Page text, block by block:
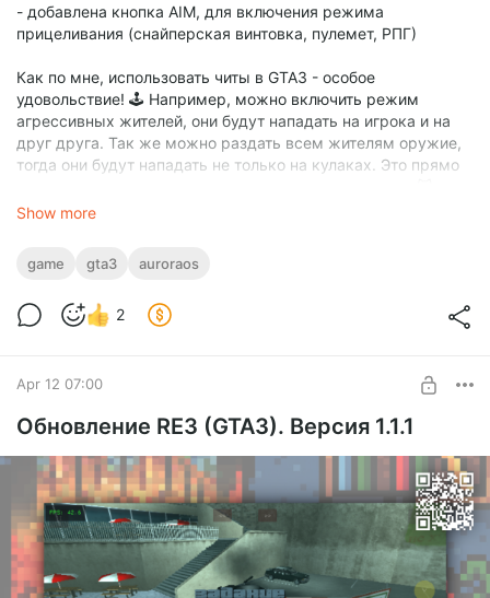
- добавлена кнопка AIM, для включения режима
прицеливания (снайперская винтовка, пулемет, РПГ)
Как по мне, использовать читы в GTA3 - особое
удовольствие! 🕹 Например, можно включить режим
агрессивных жителей, они будут нападать на игрока и на
друг друга. Так же можно раздать всем жителям оружие,
тогда они будут нападать не только на кулаках. Это прямо
Show more
game gta3 auroraos
2
Apr 12 07:00
Обновление RE3 (GTA3). Версия 1.1.1